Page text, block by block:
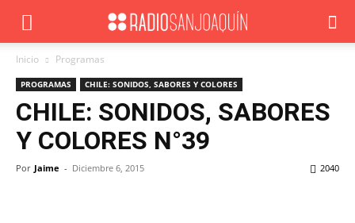
Inicio Programas
PROGRAMAS CHILE: SONIDOS, SABORES Y COLORES
CHILE: SONIDOS, SABORES
Y COLORES N°39
Por Jaime - Diciembre 6, 2015 2040